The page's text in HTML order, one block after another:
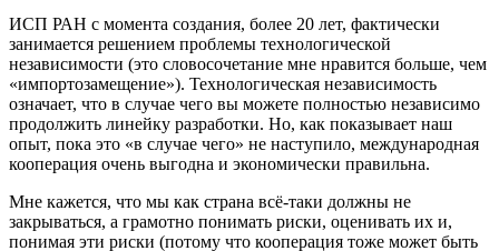
ИСП РАН с момента создания, более 20 лет, фактически
занимается решением проблемы технологической
независимости (это словосочетание мне нравится больше, чем
«импортозамещение»). Технологическая независимость
означает, что в случае чего вы можете полностью независимо
продолжить линейку разработки. Но, как показывает наш
опыт, пока это «в случае чего» не наступило, международная
кооперация очень выгодна и экономически правильна.
Мне кажется, что мы как страна всё-таки должны не
закрываться, а грамотно понимать риски, оценивать их и,
понимая эти риски (потому что кооперация тоже может быть